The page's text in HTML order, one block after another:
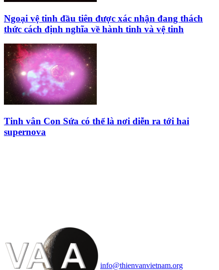
Ngoại vệ tinh đầu tiên được xác nhận đang thách
thức cách định nghĩa về hành tinh và vệ tinh
Tinh vân Con Sứa có thể là nơi diễn ra tới hai
supernova
info@thienvanvietnam.org